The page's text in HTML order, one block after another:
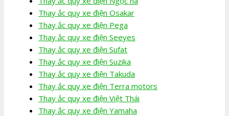
Thay ắc quy xe điện Osakar
Thay ắc quy xe điện Pega
Thay ắc quy xe điện Seeyes
Thay ắc quy xe điện Sufat
Thay ắc quy xe điện Suzika
Thay ắc quy xe điện Takuda
Thay ắc quy xe điện Terra motors
Thay ắc quy xe điện Việt Thái
Thay ắc quy xe điện Yamaha